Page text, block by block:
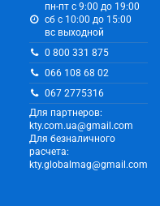
пн-пт с 9:00 до 19:00
сб с 10:00 до 15:00
вс выходной
0 800 331 875
066 108 68 02
067 2775316
Для партнеров:
kty.com.ua@gmail.com
Для безналичного
расчета:
kty.globalmag@gmail.com